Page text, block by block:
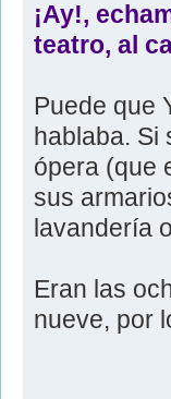
¡Ay!,
teatro, al
Puede que
hablaba. Si
ópera (que
sus
lavandería
Eran las
nueve, por